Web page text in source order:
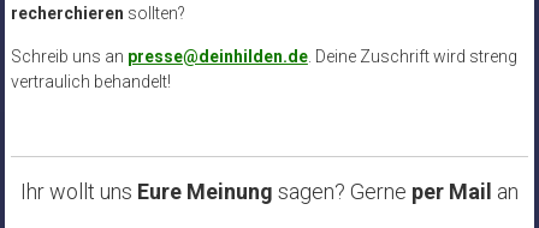
recherchieren sollten?
Schreib uns an presse@deinhilden.de. Deine Zuschrift wird streng
vertraulich behandelt!
Ihr wollt uns Eure Meinung sagen? Gerne per Mail an